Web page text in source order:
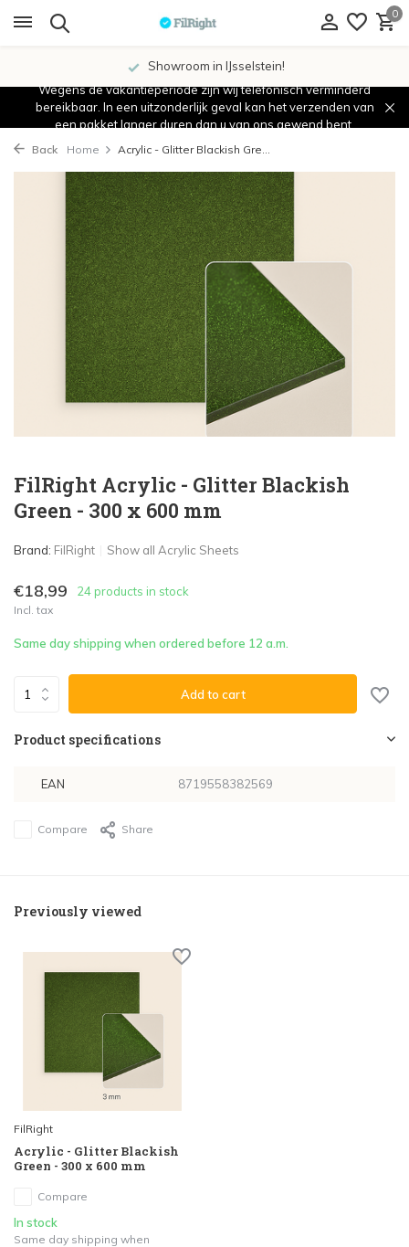
0
Showroom in IJsselstein!
Wegens de vakantieperiode zijn wij telefonisch verminderd
bereikbaar. In een uitzonderlijk geval kan het verzenden van
een pakket langer duren dan u van ons gewend bent.
Back Home Acrylic - Glitter Blackish Gre...
FilRight Acrylic - Glitter Blackish
Green - 300 x 600 mm
Brand: FilRight Show all Acrylic Sheets
€18,99 24 products in stock
Incl. tax
Same day shipping when ordered before 12 a.m.
Add to cart
Product specifications
EAN 8719558382569
Compare Share
Previously viewed
FilRight
Acrylic - Glitter Blackish
Green - 300 x 600 mm
Compare
In stock
Same day shipping when